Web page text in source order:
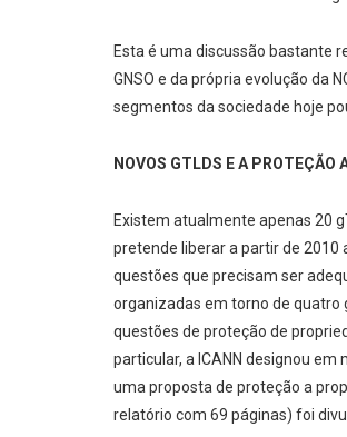
Esta é uma discussão bastante
GNSO e da própria evolução da
segmentos da sociedade hoje
NOVOS GTLDS E A PROTEÇÃO
Existem atualmente apenas 20
pretende liberar a partir de 2010
questões que precisam ser
organizadas em torno de quatro
questões de proteção de
particular, a ICANN designou
uma proposta de proteção a
relatório com 69 páginas) foi